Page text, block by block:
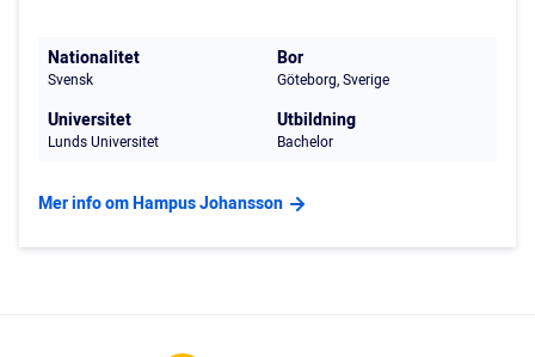
Nationalitet
Svensk
Bor
Göteborg, Sverige
Universitet
Lunds Universitet
Utbildning
Bachelor
Mer info om Hampus Johansson